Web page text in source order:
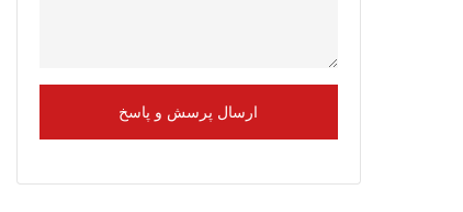
ارسال پرسش و پاسخ